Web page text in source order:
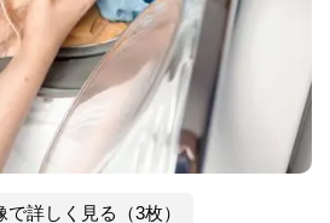
で詳しく見る（3枚）